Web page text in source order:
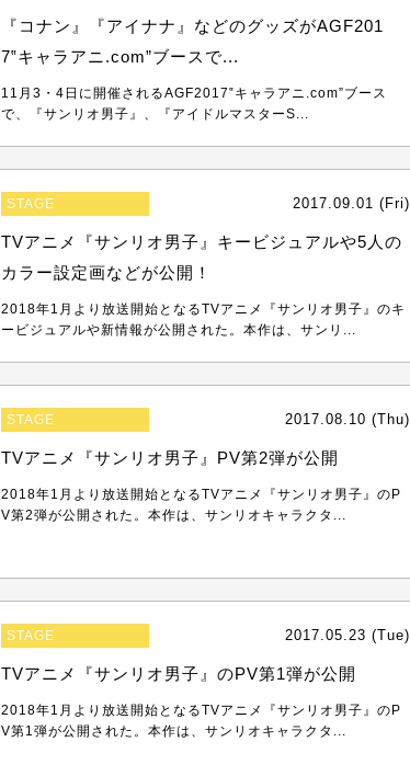
『コナン』『アイナナ』などのグッズがAGF201
7‟キャラアニ.com”ブースで...
11月3・4日に開催されるAGF2017‟キャラアニ.com”ブース
で、『サンリオ男子』、『アイドルマスターS...
STAGE 2017.09.01 (Fri)
TVアニメ『サンリオ男子』キービジュアルや5人の
カラー設定画などが公開！
2018年1月より放送開始となるTVアニメ『サンリオ男子』のキ
ービジュアルや新情報が公開された。本作は、サンリ...
STAGE 2017.08.10 (Thu)
TVアニメ『サンリオ男子』PV第2弾が公開
2018年1月より放送開始となるTVアニメ『サンリオ男子』のP
V第2弾が公開された。本作は、サンリオキャラクタ...
STAGE 2017.05.23 (Tue)
TVアニメ『サンリオ男子』のPV第1弾が公開
2018年1月より放送開始となるTVアニメ『サンリオ男子』のP
V第1弾が公開された。本作は、サンリオキャラクタ...